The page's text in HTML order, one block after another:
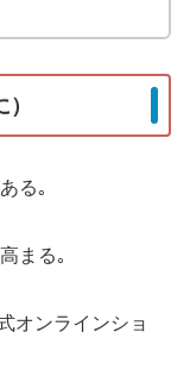
る｡
まる｡
オンラインショ